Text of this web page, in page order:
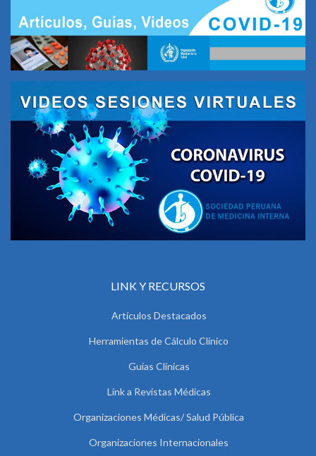
LINK Y RECURSOS
Artículos Destacados
Herramientas de Cálculo Clínico
Guías Clínicas
Link a Revistas Médicas
Organizaciones Médicas/ Salud Pública
Organizaciones Internacionales